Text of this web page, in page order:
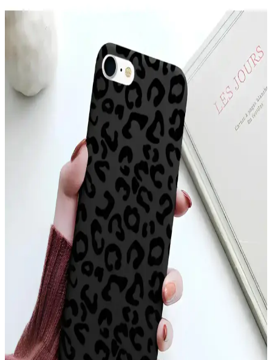
Sağlayan İnce Tasarım
McStorey MacBook Air Kılıfı, yüksek kaliteli TPU malzemeden
üretilmiş, şık tasarımıyla cihazınızı çizik ve darbelere karşı korur,
hafif ve estetik yapısıyla kullanım kolaylığı sağlar.
YoungKit Apple iPhone 14 Pro Max Kılıfı:
Dayanıklı ve Estetik Koruma Çözümü
YoungKit iPhone 14 Pro Max kılıfı, dayanıklı malzeme ve şeffaf
tasarımıyla üstün koruma sağlar, estetik ve fonksiyonelliği bir arada
sunar, çevre dostudur ve manyetik şarj uyumludur.
Xiaomi Mi 11 Ultra için Şık ve Koruyucu Altın
Kenarlı Silikon Kılıf
Parlak altın detaylar ve dayanıklı silikon malzeme ile Xiaomi Mi 11
Ultra'nızı şık ve güvenle koruyan kılıf, çeşitli renk seçenekleriyle
tarzınıza uygun alternatifler sunar.
Apple iPhone 11 Pro Max için şık ve dayanıklı TPU
malzemeden koruyucu kılıf
Şeffaf ve renkli tasarımıyla dikkat çeken Case 4U Omega Kapak,
dayanıklı TPU malzemeden üretilmiş olup, telefonunuzu estetik ve
fonksiyonellik açısından üstün seviyede korur.
iPhone 17 Pro Max Arka Yüzeyindeki Çizgilerin
Nedenleri ve Çözüm Yolları